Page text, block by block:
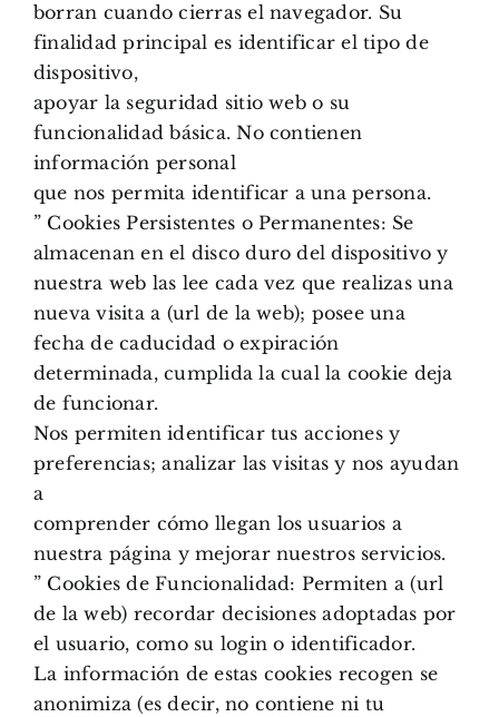
borran cuando cierras el navegador. Su
finalidad principal es identificar el tipo de
dispositivo,
apoyar la seguridad sitio web o su
funcionalidad básica. No contienen
información personal
que nos permita identificar a una persona.
” Cookies Persistentes o Permanentes: Se
almacenan en el disco duro del dispositivo y
nuestra web las lee cada vez que realizas una
nueva visita a (url de la web); posee una
fecha de caducidad o expiración
determinada, cumplida la cual la cookie deja
de funcionar.
Nos permiten identificar tus acciones y
preferencias; analizar las visitas y nos ayudan
a
comprender cómo llegan los usuarios a
nuestra página y mejorar nuestros servicios.
” Cookies de Funcionalidad: Permiten a (url
de la web) recordar decisiones adoptadas por
el usuario, como su login o identificador.
La información de estas cookies recogen se
anonimiza (es decir, no contiene ni tu